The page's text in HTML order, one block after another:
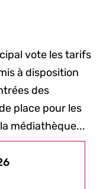
vote les tarifs
à disposition
des
place pour les
médiathèque...